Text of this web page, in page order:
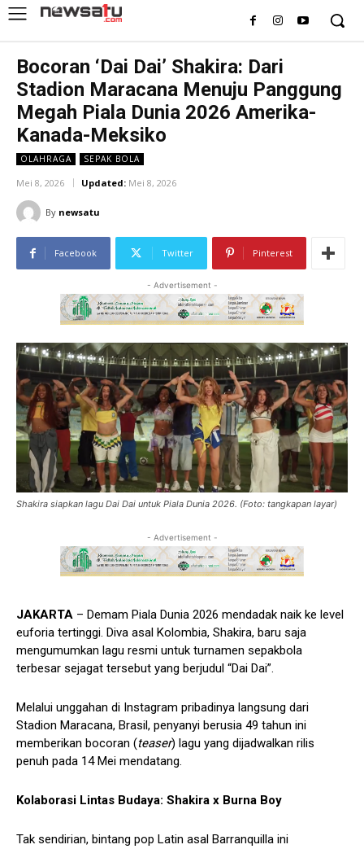
Bocoran ‘Dai Dai’ Shakira: Dari
Stadion Maracana Menuju Panggung
Megah Piala Dunia 2026 Amerika-
Kanada-Meksiko
OLAHRAGA SEPAK BOLA
Mei 8, 2026 Updated: Mei 8, 2026
By newsatu
Facebook Twitter Pinterest
- Advertisement -
Shakira siapkan lagu Dai Dai untuk Piala Dunia 2026. (Foto: tangkapan layar)
- Advertisement -
JAKARTA – Demam Piala Dunia 2026 mendadak naik ke level
euforia tertinggi. Diva asal Kolombia, Shakira, baru saja
mengumumkan lagu resmi untuk turnamen sepakbola
terbesar sejagat tersebut yang berjudul “Dai Dai”.
Melalui unggahan di Instagram pribadinya langsung dari
Stadion Maracana, Brasil, penyanyi berusia 49 tahun ini
memberikan bocoran (teaser) lagu yang dijadwalkan rilis
penuh pada 14 Mei mendatang.
Kolaborasi Lintas Budaya: Shakira x Burna Boy
Tak sendirian, bintang pop Latin asal Barranquilla ini